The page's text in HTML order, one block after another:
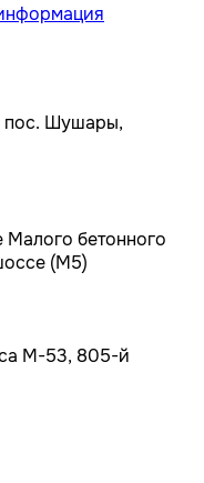
пос. Шушары,
Малого бетонного
(М5)
M-53, 805-й